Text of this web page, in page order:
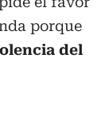
porque
del